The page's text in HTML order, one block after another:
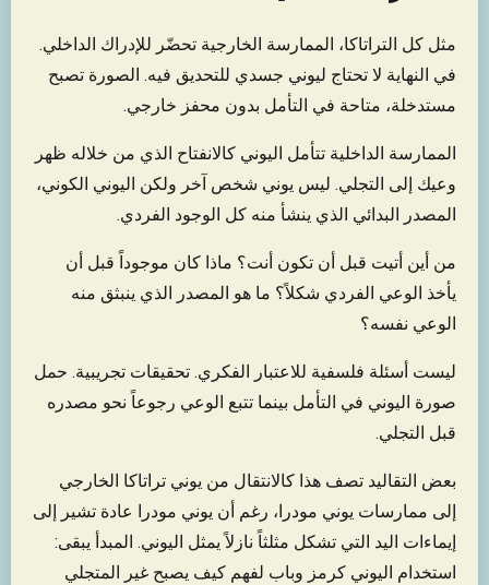
مثل كل التراتاكا، الممارسة الخارجية تحضّر للإدراك الداخلي.
في النهاية لا تحتاج ليوني جسدي للتحديق فيه. الصورة تصبح
مستدخلة، متاحة في التأمل بدون محفز خارجي.
الممارسة الداخلية تتأمل اليوني كالانفتاح الذي من خلاله ظهر
وعيك إلى التجلي. ليس يوني شخص آخر ولكن اليوني الكوني،
المصدر البدائي الذي ينشأ منه كل الوجود الفردي.
من أين أتيت قبل أن تكون أنت؟ ماذا كان موجوداً قبل أن
يأخذ الوعي الفردي شكلاً؟ ما هو المصدر الذي ينبثق منه
الوعي نفسه؟
ليست أسئلة فلسفية للاعتبار الفكري. تحقيقات تجريبية. حمل
صورة اليوني في التأمل بينما تتبع الوعي رجوعاً نحو مصدره
قبل التجلي.
بعض التقاليد تصف هذا كالانتقال من يوني تراتاكا الخارجي
إلى ممارسات يوني مودرا، رغم أن يوني مودرا عادة تشير إلى
إيماءات اليد التي تشكل مثلثاً نازلاً يمثل اليوني. المبدأ يبقى:
استخدام اليوني كرمز وباب لفهم كيف يصبح غير المتجلي